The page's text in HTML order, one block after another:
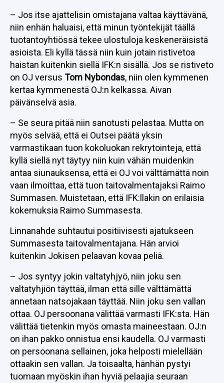
– Jos itse ajattelisin omistajana valtaa käyttävänä,
niin enhän haluaisi, että minun työntekijät täällä
tuotantoyhtiössä tekee ulostuloja keskeneräisistä
asioista. Eli kyllä tässä niin kuin jotain ristivetoa
haistan kuitenkin siellä IFK:n sisällä. Jos se ristiveto
on OJ versus Tom Nybondas, niin olen kymmenen
kertaa kymmenestä OJ:n kelkassa. Aivan
päivänselvä asia.
– Se seura pitää niin sanotusti pelastaa. Mutta on
myös selvää, että ei Outsei päätä yksin
varmastikaan tuon kokoluokan rekrytointeja, että
kyllä siellä nyt täytyy niin kuin vähän muidenkin
antaa siunauksensa, että ei OJ voi välttämättä noin
vaan ilmoittaa, että tuon taitovalmentajaksi Raimo
Summasen. Muistetaan, että IFK:llakin on erilaisia
kokemuksia Raimo Summasesta.
Linnanahde suhtautui positiivisesti ajatukseen
Summasesta taitovalmentajana. Hän arvioi
kuitenkin Jokisen pelaavan kovaa peliä.
– Jos syntyy jokin valtatyhjyö, niin joku sen
valtatyhjiön täyttää, ilman että sille välttämättä
annetaan natsojakaan täyttää. Niin joku sen vallan
ottaa. OJ persoonana välittää varmasti IFK:sta. Hän
välittää tietenkin myös omasta maineestaan. OJ:n
on ihan pakko onnistua ensi kaudella. OJ varmasti
on persoonana sellainen, joka helposti mielellään
ottaakin sen vallan. Ja toisaalta, hänhän pystyi
tuomaan myöskin ihan hyviä pelaajia seuraan